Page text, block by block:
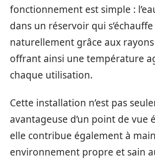
fonctionnement est simple :
dans un réservoir qui s’échauffe
naturellement grâce aux
offrant ainsi une température
chaque utilisation.
Cette installation n’est pas
avantageuse d’un point de vue
elle contribue également à
environnement propre et sain